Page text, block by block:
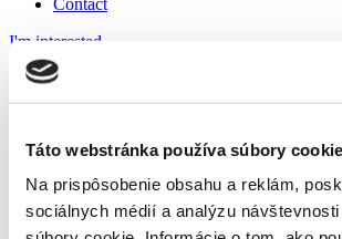
Táto webstránka používa súbory
Na prispôsobenie obsahu a reklám,
sociálnych médií a analýzu
Contact
I'm interested
SK DE
the LEGATE Team
We warmly congratulate our colleague,Mgr.
, on his wonderful milestone – his 50th